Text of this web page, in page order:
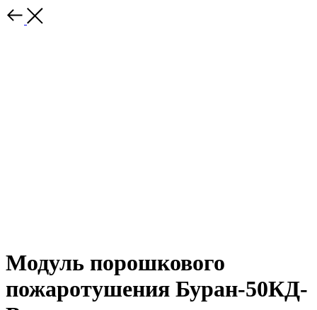
Модуль порошкового
пожаротушения Буран-50КД-